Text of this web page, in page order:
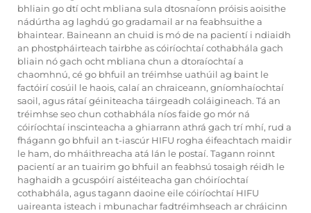
bhliain go dtí ocht mbliana sula dtosnaíonn próisis aoisithe
nádúrtha ag laghdú go gradamail ar na feabhsuithe a
bhaintear. Baineann an chuid is mó de na pacientí i ndiaidh
an phostpháirteach tairbhe as cóiríochtaí cothabhála gach
bliain nó gach ocht mbliana chun a dtoraíochtaí a
chaomhnú, cé go bhfuil an tréimhse uathúil ag baint le
factóirí cosúil le haois, calaí an chraiceann, gníomhaíochtaí
saoil, agus rátaí géiniteacha táirgeadh coláigineach. Tá an
tréimhse seo chun cothabhála níos faide go mór ná
cóiríochtaí inscinteacha a ghiarrann athrá gach trí mhí, rud a
fhágann go bhfuil an t-iascúr HIFU rogha éifeachtach maidir
le ham, do mháithreacha atá lán le postaí. Tagann roinnt
pacientí ar an tuairim go bhfuil an feabhsú tosaigh réidh le
haghaidh a gcuspóirí aistéiteacha gan chóiríochtaí
cothabhála, agus tagann daoine eile cóiríochtaí HIFU
uaireanta isteach i mbunachar fadtréimhseach ar chráicinn